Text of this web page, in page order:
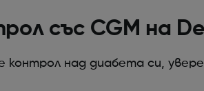
със CGM на
над диабета си,